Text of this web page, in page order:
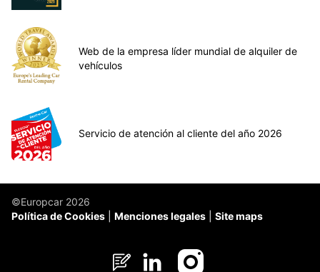
Web de la empresa líder mundial de alquiler de
vehículos
Servicio de atención al cliente del año 2026
©Europcar 2026
Política de Cookies
Menciones legales Site maps